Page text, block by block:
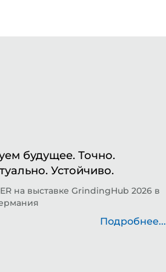
будущее. Точно.
Устойчиво.
на выставке GrindingHub 2026 в
Подробнее...